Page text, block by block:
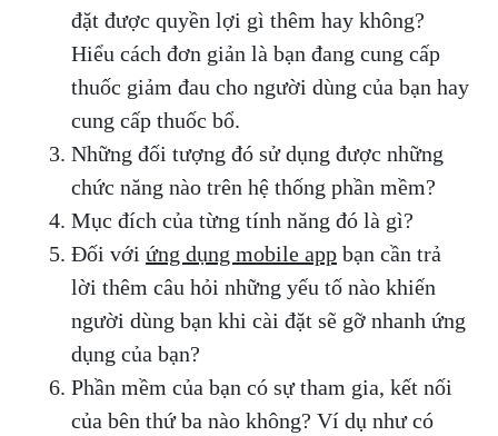
đặt được quyền lợi gì thêm hay không?
Hiểu cách đơn giản là bạn đang cung cấp
thuốc giảm đau cho người dùng của bạn hay
cung cấp thuốc bổ.
Những đối tượng đó sử dụng được những
chức năng nào trên hệ thống phần mềm?
Mục đích của từng tính năng đó là gì?
Đối với ứng dụng mobile app bạn cần trả
lời thêm câu hỏi những yếu tố nào khiến
người dùng bạn khi cài đặt sẽ gỡ nhanh ứng
dụng của bạn?
Phần mềm của bạn có sự tham gia, kết nối
của bên thứ ba nào không? Ví dụ như có